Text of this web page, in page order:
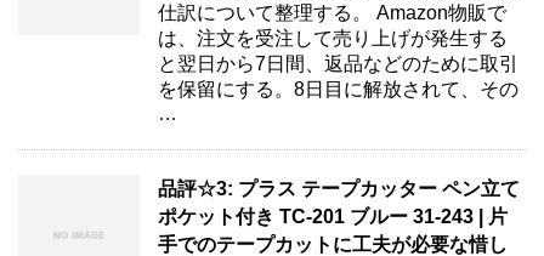
仕訳について整理する。 Amazon物販で
は、注文を受注して売り上げが発生する
と翌日から7日間、返品などのために取引
を保留にする。8日目に解放されて、その
…
品評☆3: プラス テープカッター ペン立て
ポケット付き TC-201 ブルー 31-243 | 片
手でのテープカットに工夫が必要な惜し